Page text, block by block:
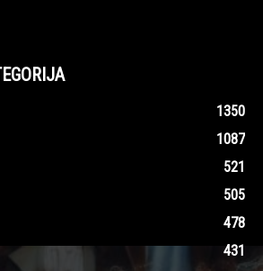
1350
1087
521
505
478
431